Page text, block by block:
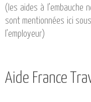
(les aides à l’embauche
sont mentionnées ici
l’employeur)
Aide France